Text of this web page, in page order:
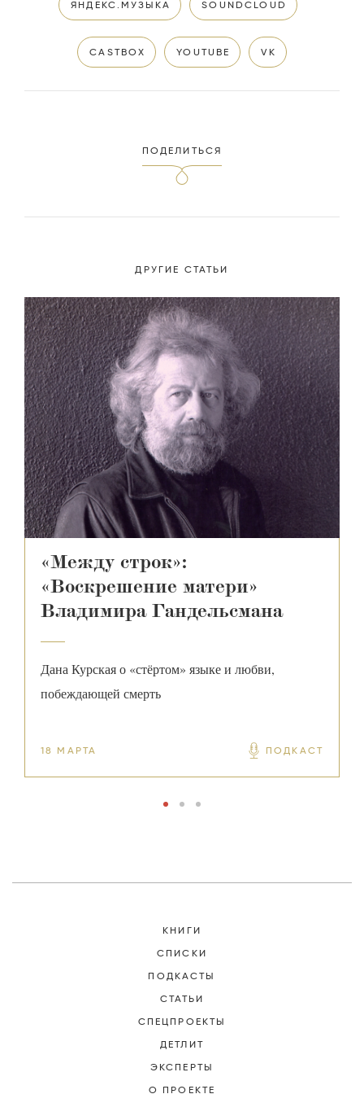
ЯНДЕКС.МУЗЫКА SOUNDCLOUD
CASTBOX YOUTUBE VK
ПОДЕЛИТЬСЯ
ДРУГИЕ СТАТЬИ
«Между строк»:
«Воскрешение матери»
Владимира Гандельсмана
Дана Курская о «стёртом» языке и любви,
побеждающей смерть
18 МАРТА ПОДКАСТ
КНИГИ
СПИСКИ
ПОДКАСТЫ
СТАТЬИ
СПЕЦПРОЕКТЫ
ДЕТЛИТ
ЭКСПЕРТЫ
О ПРОЕКТЕ